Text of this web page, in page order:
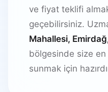
ve fiyat teklifi
geçebilirsiniz.
Mahallesi,
bölgesinde size
sunmak için